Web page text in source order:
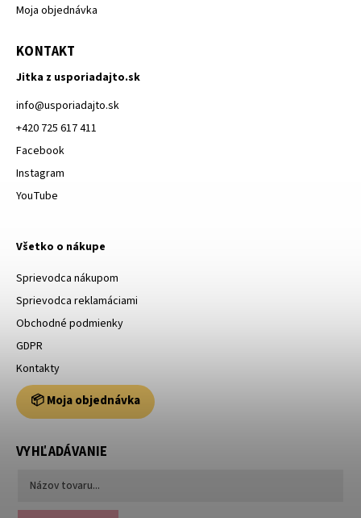
Moja objednávka
KONTAKT
Jitka z usporiadajto.sk
info@usporiadajto.sk
+420 725 617 411
Facebook
Instagram
YouTube
Všetko o nákupe
Sprievodca nákupom
Sprievodca reklamáciami
Obchodné podmienky
GDPR
Kontakty
📦 Moja objednávka
VYHĽADÁVANIE